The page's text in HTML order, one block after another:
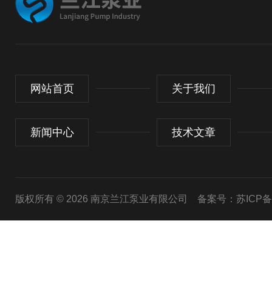
网站首页 关于我们
新闻中心 技术文章
版权所有 © 2026 南京兰江泵业有限公司 备案号：苏ICP